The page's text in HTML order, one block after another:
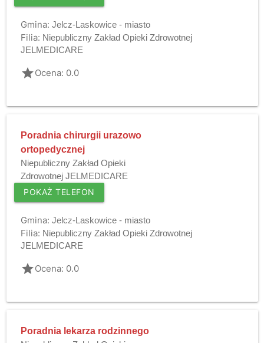
Gmina: Jelcz-Laskowice - miasto
Filia: Niepubliczny Zakład Opieki Zdrowotnej
JELMEDICARE
gradeOcena: 0.0
Poradnia chirurgii urazowo
ortopedycznej
Niepubliczny Zakład Opieki
Zdrowotnej JELMEDICARE
POKAŻ TELEFON
Gmina: Jelcz-Laskowice - miasto
Filia: Niepubliczny Zakład Opieki Zdrowotnej
JELMEDICARE
gradeOcena: 0.0
Poradnia lekarza rodzinnego